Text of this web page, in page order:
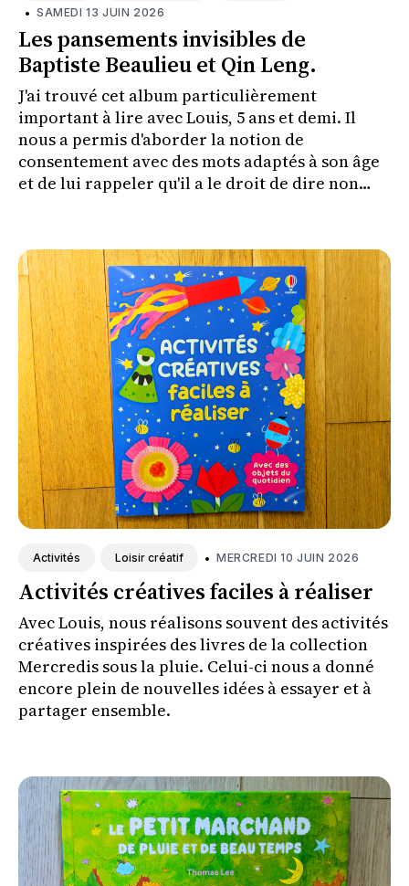
• SAMEDI 13 JUIN 2026
Les pansements invisibles de
Baptiste Beaulieu et Qin Leng.
J'ai trouvé cet album particulièrement
important à lire avec Louis, 5 ans et demi. Il
nous a permis d'aborder la notion de
consentement avec des mots adaptés à son âge
et de lui rappeler qu'il a le droit de dire non
Activités Loisir créatif • MERCREDI 10 JUIN 2026
Activités créatives faciles à réaliser
Avec Louis, nous réalisons souvent des activités
créatives inspirées des livres de la collection
Mercredis sous la pluie. Celui-ci nous a donné
encore plein de nouvelles idées à essayer et à
partager ensemble.